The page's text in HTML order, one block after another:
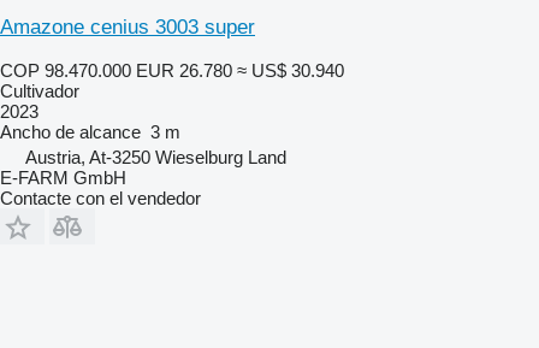
Amazone cenius 3003 super
COP 98.470.000 EUR 26.780 ≈ US$ 30.940
Cultivador
2023
Ancho de alcance 3 m
Austria, At-3250 Wieselburg Land
E-FARM GmbH
Contacte con el vendedor